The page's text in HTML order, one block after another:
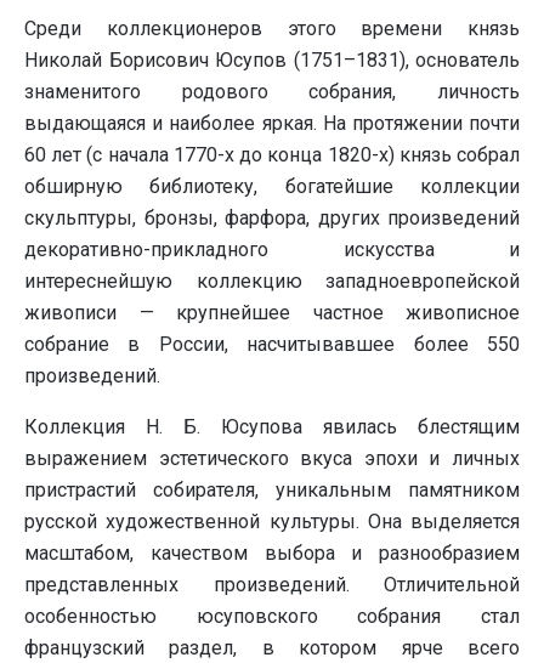
Среди коллекционеров этого времени князь
Николай Борисович Юсупов (1751–1831), основатель
знаменитого родового собрания, личность
выдающаяся и наиболее яркая. На протяжении почти
60 лет (с начала 1770-х до конца 1820-х) князь собрал
обширную библиотеку, богатейшие коллекции
скульптуры, бронзы, фарфора, других произведений
декоративно-прикладного искусства и
интереснейшую коллекцию западноевропейской
живописи — крупнейшее частное живописное
собрание в России, насчитывавшее более 550
произведений.
Коллекция Н. Б. Юсупова явилась блестящим
выражением эстетического вкуса эпохи и личных
пристрастий собирателя, уникальным памятником
русской художественной культуры. Она выделяется
масштабом, качеством выбора и разнообразием
представленных произведений. Отличительной
особенностью юсуповского собрания стал
французский раздел, в котором ярче всего